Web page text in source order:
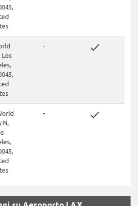
Los
- done
N,
- done